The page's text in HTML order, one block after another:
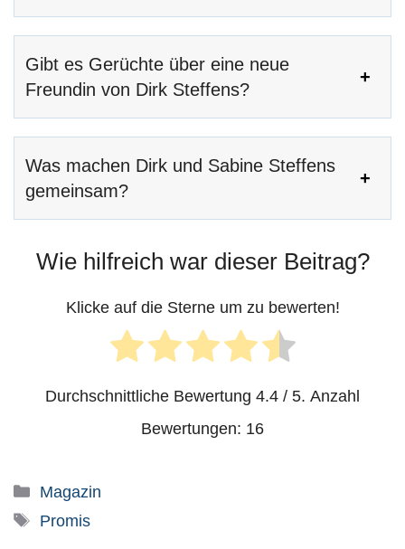
Gibt es Gerüchte über eine neue
Freundin von Dirk Steffens?
Was machen Dirk und Sabine Steffens
gemeinsam?
Wie hilfreich war dieser Beitrag?
Klicke auf die Sterne um zu bewerten!
Durchschnittliche Bewertung 4.4 / 5. Anzahl
Bewertungen: 16
Kategorien
Magazin
Schlagwörter
Promis